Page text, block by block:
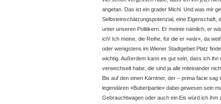
angetan. Das ist ein grader Michl. Und was mir
Selbsteinschätzungspotenzial, eine Eigenschaft,
unter unseren Politikern. Er meinte nämlich, er
ich! Ich meine, die Reihe, für die er »wär«, da
oder wenigstens im Wiener Stadtgebiet Platz
wichtig. Außerdem kann es gut sein, dass ich ihn
verwechselt habe, die sind ja alle miteinander
Bis auf den einen Kärntner, der – prima facie
legendären »Buberlpartie« dabei gewesen sein
Gebrauchtwagen oder auch ein Eis würd ich ihm